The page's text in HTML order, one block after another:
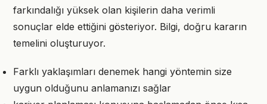
farkındalığı yüksek olan kişilerin daha verimli
sonuçlar elde ettiğini gösteriyor. Bilgi, doğru kararın
temelini oluşturuyor.
Farklı yaklaşımları denemek hangi yöntemin size
uygun olduğunu anlamanızı sağlar